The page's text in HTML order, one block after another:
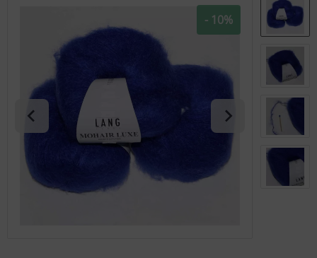
- 10%